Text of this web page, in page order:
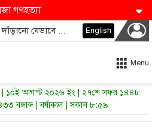
গণহত্যা
ইসরায়েলি গণহত্যার বিরুদ্ধে দাঁড়ানো যেভাবে ডেমোক্র্যাটদের নভেম্বরে কংগ্রেস জিতাতে পারে English
Menu
১০ই আগস্ট ২০২৬ ইং | ২৭শে সফর ১৪৪৮
বঙ্গাব্দ | বর্ষাকাল | সকাল ৮:৫৯